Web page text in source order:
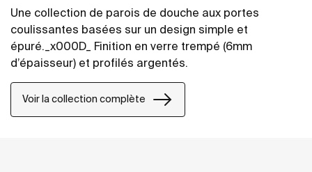
Une collection de parois de douche aux portes
coulissantes basées sur un design simple et
épuré._x000D_ Finition en verre trempé (6mm
d’épaisseur) et profilés argentés.
Voir la collection complète